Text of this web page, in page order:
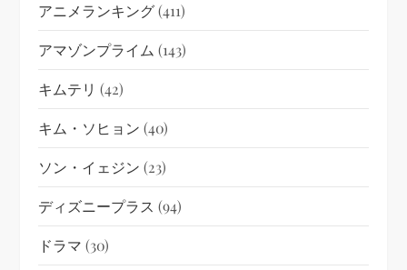
アニメランキング(411)
アマゾンプライム (143)
キムテリ (42)
キム・ソヒョン (40)
ソン・イェジン (23)
ディズニープラス (94)
ドラマ (30)